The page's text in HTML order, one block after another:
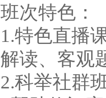
班次特色：
1.特色直播
解读、客观
2.科举社群